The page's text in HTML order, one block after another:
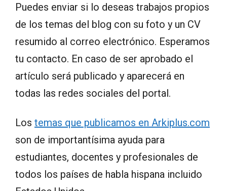
Puedes enviar si lo deseas trabajos propios
de los temas del blog con su foto y un CV
resumido al correo electrónico. Esperamos
tu contacto. En caso de ser aprobado el
artículo será publicado y aparecerá en
todas las redes sociales del portal.
Los temas que publicamos en Arkiplus.com
son de importantísima ayuda para
estudiantes, docentes y profesionales de
todos los países de habla hispana incluido